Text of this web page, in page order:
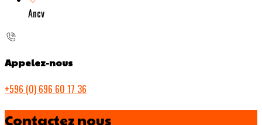
Ancv
Appelez-nous
+596 (0) 696 60 17 36
Contactez nous